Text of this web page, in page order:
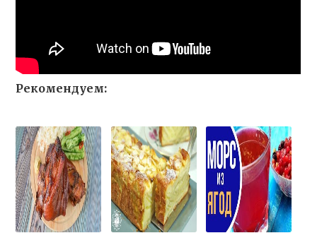
Рекомендуем: